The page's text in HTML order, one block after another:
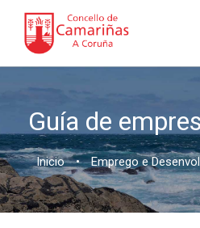
Guía de
Inicio • Emprego e